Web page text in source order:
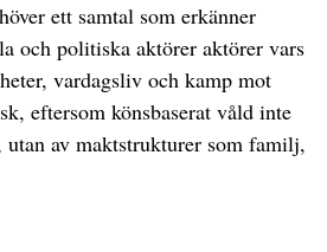
ett samtal som erkänner
och politiska aktörer aktörer vars
vardagsliv och kamp mot
eftersom könsbaserat våld inte
av maktstrukturer som familj,